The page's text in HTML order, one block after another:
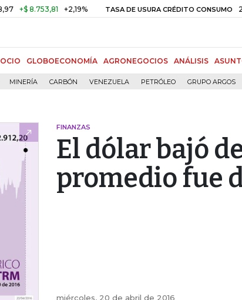
+$ 8.753,81 +2,19% TASA DE USURA CRÉDITO CONSUMO
OCIO GLOBOECONOMÍA AGRONEGOCIOS ANÁLISIS
MINERÍA CARBÓN VENEZUELA PETRÓLEO GRUPO ARGOS
FINANZAS
El dólar bajó
promedio fue
miércoles, 20 de abril de 2016